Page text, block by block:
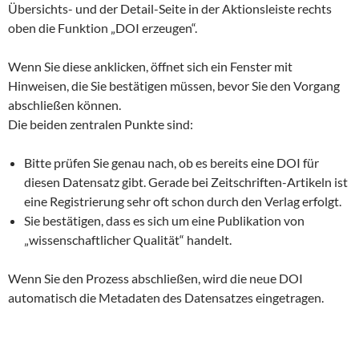
Übersichts- und der Detail-Seite in der Aktionsleiste rechts
oben die Funktion „DOI erzeugen“.
Wenn Sie diese anklicken, öffnet sich ein Fenster mit
Hinweisen, die Sie bestätigen müssen, bevor Sie den Vorgang
abschließen können.
Die beiden zentralen Punkte sind:
Bitte prüfen Sie genau nach, ob es bereits eine DOI für
diesen Datensatz gibt. Gerade bei Zeitschriften-Artikeln ist
eine Registrierung sehr oft schon durch den Verlag erfolgt.
Sie bestätigen, dass es sich um eine Publikation von
„wissenschaftlicher Qualität“ handelt.
Wenn Sie den Prozess abschließen, wird die neue DOI
automatisch die Metadaten des Datensatzes eingetragen.